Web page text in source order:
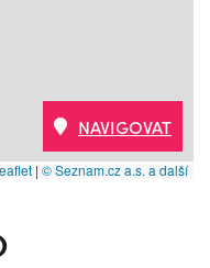
| © Seznam.cz a.s. a další
NAVIGOVAT